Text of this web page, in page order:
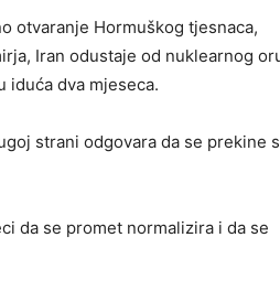
otvaranje Hormuškog tjesnaca,
Iran odustaje od nuklearnog
iduća dva mjeseca.
strani odgovara da se prekine s
da se promet normalizira i da se